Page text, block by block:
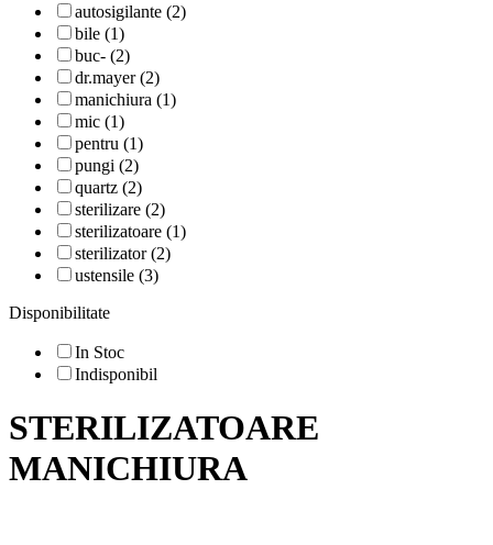
autosigilante (2)
bile (1)
buc- (2)
dr.mayer (2)
manichiura (1)
mic (1)
pentru (1)
pungi (2)
quartz (2)
sterilizare (2)
sterilizatoare (1)
sterilizator (2)
ustensile (3)
Disponibilitate
In Stoc
Indisponibil
STERILIZATOARE
MANICHIURA